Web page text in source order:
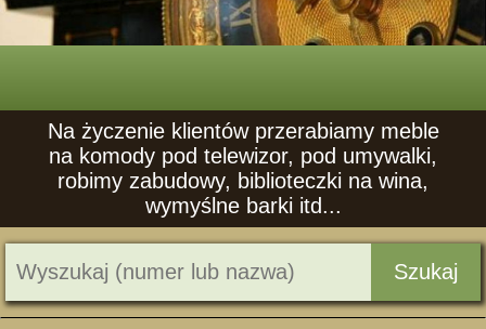
Na życzenie klientów przerabiamy meble
na komody pod telewizor, pod umywalki,
robimy zabudowy, biblioteczki na wina,
wymyślne barki itd...
Szukaj